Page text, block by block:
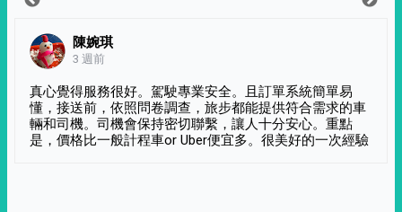
陳婉琪
3 週前
真心覺得服務很好。駕駛專業安全。且訂單系統簡單易
懂，接送前，依照問卷調查，旅步都能提供符合需求的車
輛和司機。司機會保持密切聯繫，讓人十分安心。重點
是，價格比一般計程車or Uber便宜多。很美好的一次經驗